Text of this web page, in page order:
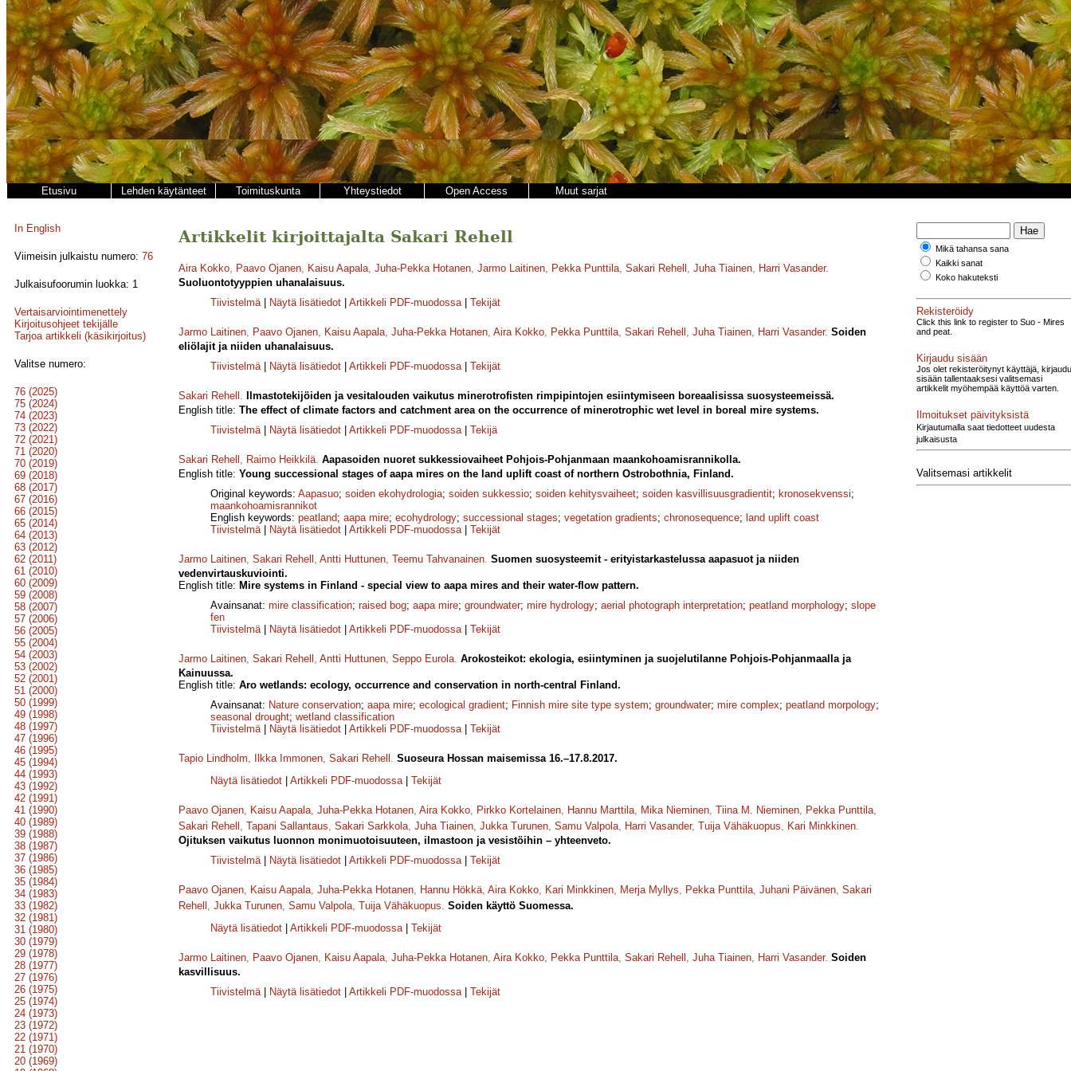
Etusivu Lehden käytänteet Toimituskunta Yhteystiedot Open Access Muut sarjat
In English
Viimeisin julkaistu numero: 76
Julkaisufoorumin luokka: 1
Vertaisarviointimenettely
Kirjoitusohjeet tekijälle
Tarjoa artikkeli (käsikirjoitus)
Valitse numero:
76 (2025)
75 (2024)
74 (2023)
73 (2022)
72 (2021)
71 (2020)
70 (2019)
69 (2018)
68 (2017)
67 (2016)
66 (2015)
65 (2014)
64 (2013)
63 (2012)
62 (2011)
61 (2010)
60 (2009)
59 (2008)
58 (2007)
57 (2006)
56 (2005)
55 (2004)
54 (2003)
53 (2002)
52 (2001)
51 (2000)
50 (1999)
49 (1998)
48 (1997)
47 (1996)
46 (1995)
45 (1994)
44 (1993)
43 (1992)
42 (1991)
41 (1990)
40 (1989)
39 (1988)
38 (1987)
37 (1986)
36 (1985)
35 (1984)
34 (1983)
33 (1982)
32 (1981)
31 (1980)
30 (1979)
29 (1978)
28 (1977)
27 (1976)
26 (1975)
25 (1974)
24 (1973)
23 (1972)
22 (1971)
21 (1970)
20 (1969)
Artikkelit kirjoittajalta Sakari Rehell
Aira Kokko, Paavo Ojanen, Kaisu Aapala, Juha-Pekka Hotanen, Jarmo Laitinen, Pekka Punttila, Sakari Rehell , Juha Tiainen, Harri Vasander.
Suoluontotyyppien uhanalaisuus.
Tiivistelmä| Näytä lisätiedot Artikkeli PDF-muodossa| Tekijät
Jarmo Laitinen, Paavo Ojanen, Kaisu Aapala, Juha-Pekka Hotanen, Aira Kokko, Pekka Punttila, Sakari Rehell , Juha Tiainen, Harri Vasander. Soiden
eliölajit ja niiden uhanalaisuus.
Tiivistelmä| Näytä lisätiedot Artikkeli PDF-muodossa| Tekijät
Sakari Rehell .
Ilmastotekijöiden ja vesitalouden vaikutus minerotrofisten rimpipintojen esiintymiseen boreaalisissa suosysteemeissä.
English title: The effect of climate factors and catchment area on the occurrence of minerotrophic wet level in boreal mire systems.
Tiivistelmä| Näytä lisätiedot Artikkeli PDF-muodossa| Tekijä
Sakari Rehell , Raimo Heikkilä. Aapasoiden nuoret sukkessiovaiheet Pohjois-Pohjanmaan maankohoamisrannikolla.
English title: Young successional stages of aapa mires on the land uplift coast of northern Ostrobothnia, Finland.
Original keywords: Aapasuo; soiden ekohydrologia; soiden sukkessio; soiden kehitysvaiheet; soiden kasvillisuusgradientit; kronosekvenssi;
maankohoamisrannikot
English keywords: peatland; aapa mire; ecohydrology; successional stages; vegetation gradients; chronosequence; land uplift coast
Tiivistelmä| Näytä lisätiedot Artikkeli PDF-muodossa| Tekijät
Jarmo Laitinen, Sakari Rehell , Antti Huttunen, Teemu Tahvanainen. Suomen suosysteemit - erityistarkastelussa aapasuot ja niiden
vedenvirtauskuviointi.
English title: Mire systems in Finland - special view to aapa mires and their water-flow pattern.
Avainsanat: mire classification; raised bog; aapa mire; groundwater; mire hydrology; aerial photograph interpretation; peatland morphology; slope
fen
Tiivistelmä| Näytä lisätiedot Artikkeli PDF-muodossa| Tekijät
Jarmo Laitinen, Sakari Rehell , Antti Huttunen, Seppo Eurola. Arokosteikot: ekologia, esiintyminen ja suojelutilanne Pohjois-Pohjanmaalla ja
Kainuussa.
English title: Aro wetlands: ecology, occurrence and conservation in north-central Finland.
Avainsanat: Nature conservation; aapa mire; ecological gradient; Finnish mire site type system; groundwater; mire complex; peatland morpology;
seasonal drought; wetland classification
Tiivistelmä| Näytä lisätiedot Artikkeli PDF-muodossa| Tekijät
Tapio Lindholm, Ilkka Immonen, Sakari Rehell . Suoseura Hossan maisemissa 16.–17.8.2017.
Näytä lisätiedot
Artikkeli PDF-muodossa| Tekijät
Paavo Ojanen, Kaisu Aapala, Juha-Pekka Hotanen, Aira Kokko, Pirkko Kortelainen, Hannu Marttila, Mika Nieminen, Tiina M. Nieminen, Pekka Punttila,
Sakari Rehell , Tapani Sallantaus, Sakari Sarkkola, Juha Tiainen, Jukka Turunen, Samu Valpola, Harri Vasander, Tuija Vähäkuopus, Kari Minkkinen.
Ojituksen vaikutus luonnon monimuotoisuuteen, ilmastoon ja vesistöihin – yhteenveto.
Tiivistelmä| Näytä lisätiedot Artikkeli PDF-muodossa| Tekijät
Paavo Ojanen, Kaisu Aapala, Juha-Pekka Hotanen, Hannu Hökkä, Aira Kokko, Kari Minkkinen, Merja Myllys, Pekka Punttila, Juhani Päivänen, Sakari
Rehell , Jukka Turunen, Samu Valpola, Tuija Vähäkuopus. Soiden käyttö Suomessa.
Näytä lisätiedot
Artikkeli PDF-muodossa| Tekijät
Jarmo Laitinen, Paavo Ojanen, Kaisu Aapala, Juha-Pekka Hotanen, Aira Kokko, Pekka Punttila, Sakari Rehell , Juha Tiainen, Harri Vasander. Soiden
kasvillisuus.
Tiivistelmä| Näytä lisätiedot Artikkeli PDF-muodossa| Tekijät
Mikä tahansa sana
Kaikki sanat
Koko hakuteksti
Rekisteröidy
Click this link to register to Suo - Mires
and peat.
Kirjaudu sisään
Jos olet rekisteröitynyt käyttäjä, kirjaudu
sisään tallentaaksesi valitsemasi
artikkelit myöhempää käyttöä varten.
Ilmoitukset päivityksistä
Kirjautumalla saat tiedotteet uudesta
julkaisusta
Valitsemasi artikkelit